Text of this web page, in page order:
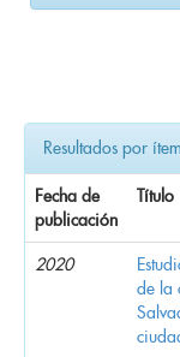
Resultados por
Fecha de
publicación
Título
2020
de la